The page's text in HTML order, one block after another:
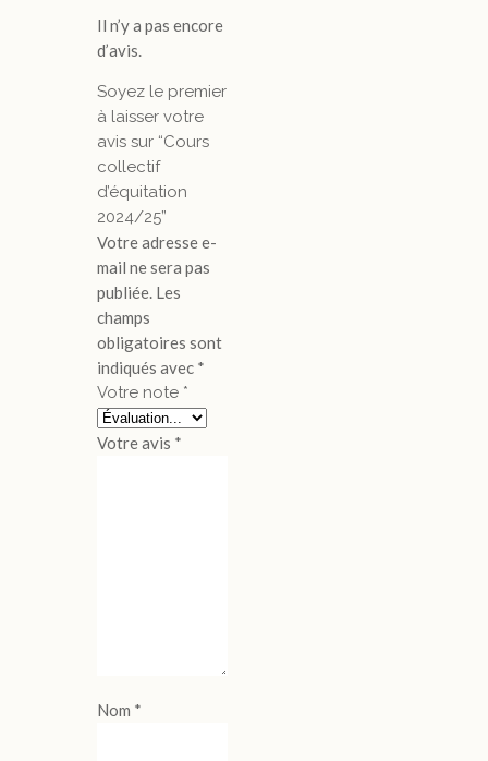
Il n’y a pas encore
d’avis.
Soyez le premier
à laisser votre
avis sur “Cours
collectif
d’équitation
2024/25”
Votre adresse e-
mail ne sera pas
publiée. Les
champs
obligatoires sont
indiqués avec *
Votre note *
Votre avis *
Nom *